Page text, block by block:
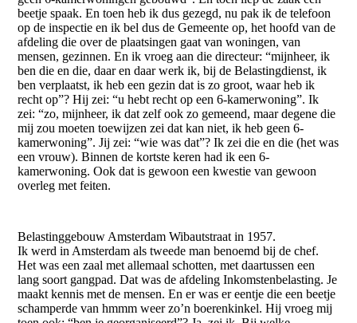
beetje spaak. En toen heb ik dus gezegd, nu pak ik de telefoon
op de inspectie en ik bel dus de Gemeente op, het hoofd van de
afdeling die over de plaatsingen gaat van woningen, van
mensen, gezinnen. En ik vroeg aan die directeur: “mijnheer, ik
ben die en die, daar en daar werk ik, bij de Belastingdienst, ik
ben verplaatst, ik heb een gezin dat is zo groot, waar heb ik
recht op”? Hij zei: “u hebt recht op een 6-kamerwoning”. Ik
zei: “zo, mijnheer, ik dat zelf ook zo gemeend, maar degene die
mij zou moeten toewijzen zei dat kan niet, ik heb geen 6-
kamerwoning”. Jij zei: “wie was dat”? Ik zei die en die (het was
een vrouw). Binnen de kortste keren had ik een 6-
kamerwoning. Ook dat is gewoon een kwestie van gewoon
overleg met feiten.
Belastinggebouw Amsterdam Wibautstraat in 1957.
Ik werd in Amsterdam als tweede man benoemd bij de chef.
Het was een zaal met allemaal schotten, met daartussen een
lang soort gangpad. Dat was de afdeling Inkomstenbelasting. Je
maakt kennis met de mensen. En er was er eentje die een beetje
schamperde van hmmm weer zo’n boerenkinkel. Hij vroeg mij